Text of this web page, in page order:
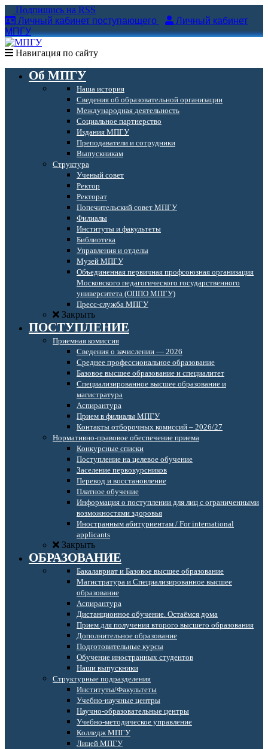
Подпишись на RSS
Личный кабинет поступающего
Личный кабинет
МПГУ
Навигация по сайту
Об МПГУ
Наша история
Сведения об образовательной организации
Международная деятельность
Социальное партнерство
Издания МПГУ
Преподаватели и сотрудники
Выпускникам
Структура
Ученый совет
Ректор
Ректорат
Попечительский совет МПГУ
Филиалы
Институты и факультеты
Библиотека
Управления и отделы
Музей МПГУ
Объединенная первичная профсоюзная организация
Московского педагогического государственного
университета (ОППО МПГУ)
Пресс-служба МПГУ
Закрыть
ПОСТУПЛЕНИЕ
Приемная комиссия
Сведения о зачислении — 2026
Среднее профессиональное образование
Базовое высшее образование и специалитет
Специализированное высшее образование и
магистратура
Аспирантура
Прием в филиалы МПГУ
Контакты отборочных комиссий – 2026/27
Нормативно-правовое обеспечение приема
Конкурсные списки
Поступление на целевое обучение
Заселение первокурсников
Перевод и восстановление
Платное обучение
Информация о поступлении для лиц с ограниченными
возможностями здоровья
Иностранным абитуриентам / For international
applicants
Закрыть
ОБРАЗОВАНИЕ
Бакалавриат и Базовое высшее образование
Магистратура и Специализированное высшее
образование
Аспирантура
Дистанционное обучение. Остаёмся дома
Прием для получения второго высшего образования
Дополнительное образование
Подготовительные курсы
Обучение иностранных студентов
Наши выпускники
Структурные подразделения
Институты/Факультеты
Учебно-научные центры
Научно-образовательные центры
Учебно-методическое управление
Колледж МПГУ
Лицей МПГУ